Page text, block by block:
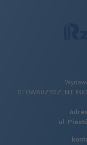
STOWARZYSZENIE
ul.